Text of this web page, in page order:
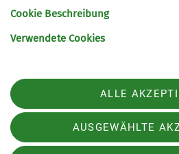
wenig abseits zu sein, ohne
Um das Leben ohne fließend
Helletalhütte soll keine
sondern eher ein
Outdoorsport-Basis.
Wir können dabei noch
Cookie Beschreibung
Verwendete Cookies
ALLE
AUSGEWÄHLTE